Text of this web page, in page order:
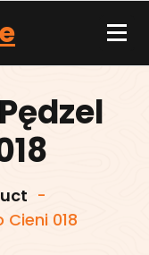
-
Cieni 018